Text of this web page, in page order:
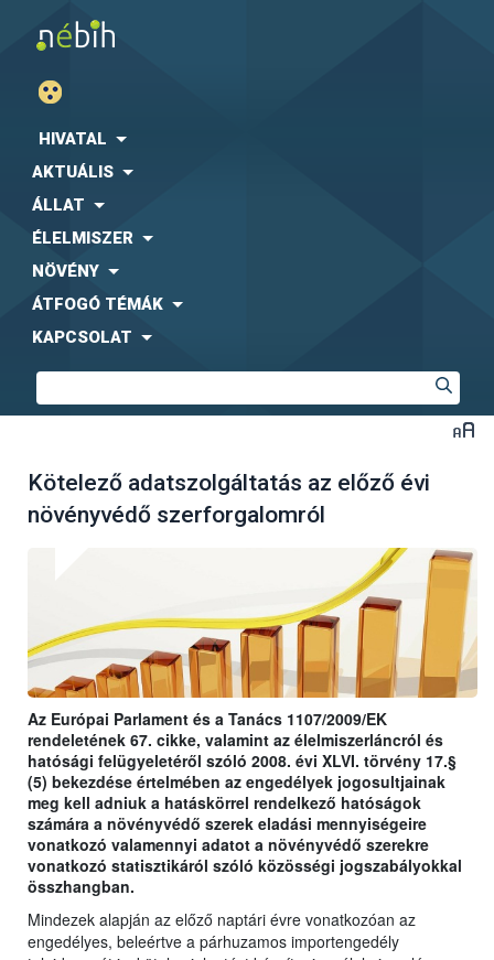
HIVATAL
AKTUÁLIS
ÁLLAT
ÉLELMISZER
NÖVÉNY
ÁTFOGÓ TÉMÁK
KAPCSOLAT
Kötelező adatszolgáltatás az előző évi
növényvédő szerforgalomról
Az Európai Parlament és a Tanács 1107/2009/EK
rendeletének 67. cikke, valamint az élelmiszerláncról és
hatósági felügyeletéről szóló 2008. évi XLVI. törvény 17.§
(5) bekezdése értelmében az engedélyek jogosultjainak
meg kell adniuk a hatáskörrel rendelkező hatóságok
számára a növényvédő szerek eladási mennyiségeire
vonatkozó valamennyi adatot a növényvédő szerekre
vonatkozó statisztikáról szóló közösségi jogszabályokkal
összhangban.
Mindezek alapján az előző naptári évre vonatkozóan az
engedélyes, beleértve a párhuzamos importengedély